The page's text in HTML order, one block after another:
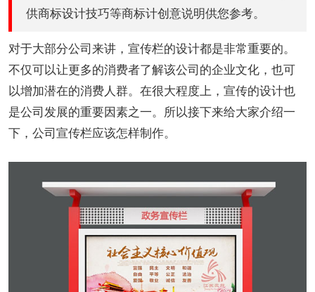
供商标设计技巧等商标计创意说明供您参考。
对于大部分公司来讲，宣传栏的设计都是非常重要的。
不仅可以让更多的消费者了解该公司的企业文化，也可
以增加潜在的消费人群。在很大程度上，宣传的设计也
是公司发展的重要因素之一。所以接下来给大家介绍一
下，公司宣传栏应该怎样制作。